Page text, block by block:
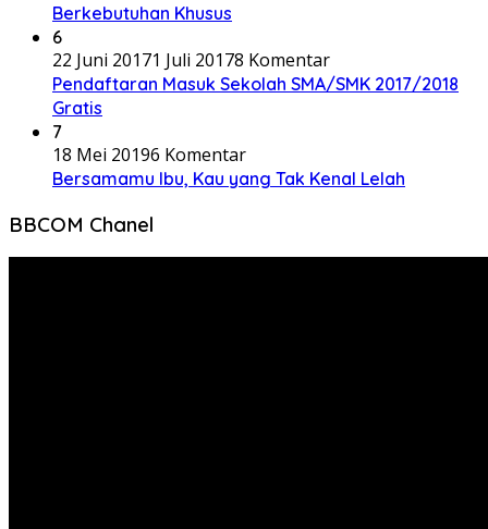
Berkebutuhan Khusus
6
22 Juni 20171 Juli 20178 Komentar
Pendaftaran Masuk Sekolah SMA/SMK 2017/2018
Gratis
7
18 Mei 20196 Komentar
Bersamamu Ibu, Kau yang Tak Kenal Lelah
BBCOM Chanel